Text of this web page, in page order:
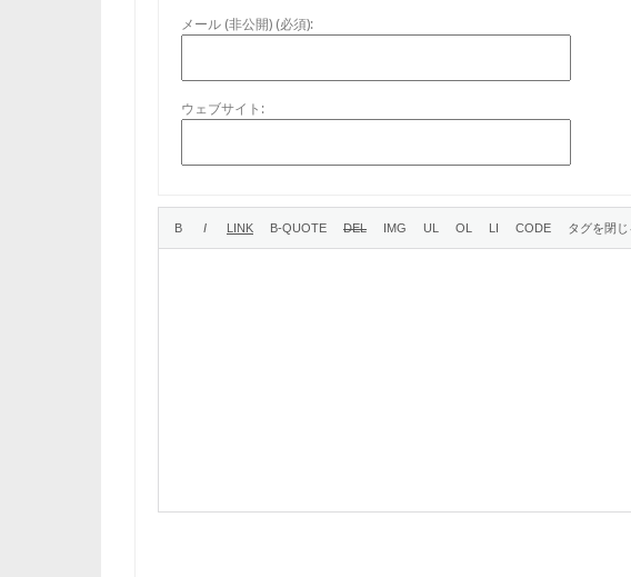
メール (非公開) (必須):
ウェブサイト: